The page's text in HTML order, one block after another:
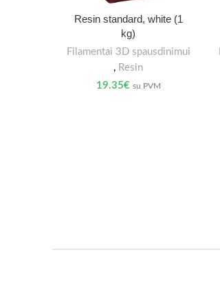
Resin standard, white (1
kg)
Filamentai 3D spausdinimui
, Resin
19.35€ su PVM